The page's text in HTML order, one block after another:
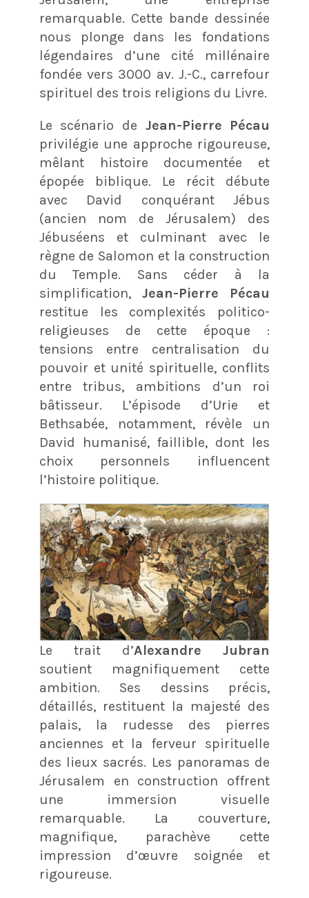
remarquable. Cette bande dessinée
nous plonge dans les fondations
légendaires d’une cité millénaire
fondée vers 3000 av. J.-C., carrefour
spirituel des trois religions du Livre.
Le scénario de Jean-Pierre Pécau
privilégie une approche rigoureuse,
mêlant histoire documentée et
épopée biblique. Le récit débute
avec David conquérant Jébus
(ancien nom de Jérusalem) des
Jébuséens et culminant avec le
règne de Salomon et la construction
du Temple. Sans céder à la
simplification, Jean-Pierre Pécau
restitue les complexités politico-
religieuses de cette époque :
tensions entre centralisation du
pouvoir et unité spirituelle, conflits
entre tribus, ambitions d’un roi
bâtisseur. L’épisode d’Urie et
Bethsabée, notamment, révèle un
David humanisé, faillible, dont les
choix personnels influencent
l’histoire politique.
Le trait d’Alexandre Jubran
soutient magnifiquement cette
ambition. Ses dessins précis,
détaillés, restituent la majesté des
palais, la rudesse des pierres
anciennes et la ferveur spirituelle
des lieux sacrés. Les panoramas de
Jérusalem en construction offrent
une immersion visuelle
remarquable. La couverture,
magnifique, parachève cette
impression d’œuvre soignée et
rigoureuse.